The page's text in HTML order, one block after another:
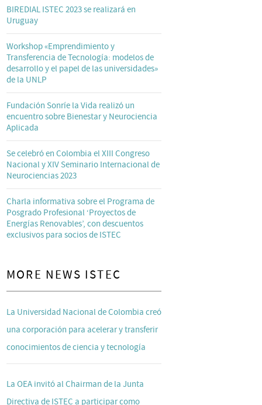
BIREDIAL ISTEC 2023 se realizará en
Uruguay
Workshop «Emprendimiento y
Transferencia de Tecnología: modelos de
desarrollo y el papel de las universidades»
de la UNLP
Fundación Sonríe la Vida realizó un
encuentro sobre Bienestar y Neurociencia
Aplicada
Se celebró en Colombia el XIII Congreso
Nacional y XIV Seminario Internacional de
Neurociencias 2023
Charla informativa sobre el Programa de
Posgrado Profesional ‘Proyectos de
Energías Renovables’, con descuentos
exclusivos para socios de ISTEC
MORE NEWS ISTEC
La Universidad Nacional de Colombia creó
una corporación para acelerar y transferir
conocimientos de ciencia y tecnología
La OEA invitó al Chairman de la Junta
Directiva de ISTEC a participar como